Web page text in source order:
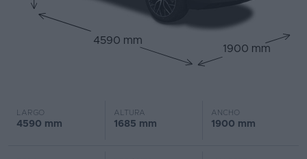
4590 mm
1900 mm
LARGO
4590 mm
ALTURA
1685 mm
ANCHO
1900 mm